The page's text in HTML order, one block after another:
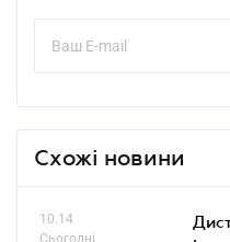
Схожі новини
10.14